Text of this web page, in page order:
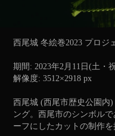
西尾城 冬絵巻2023 プロジ
期間: 2023年2月11日(土・
解像度: 3512×2918 px
西尾城 (西尾市歴史公園内
ング。西尾市のシンボル
ーフにしたカットの制作を